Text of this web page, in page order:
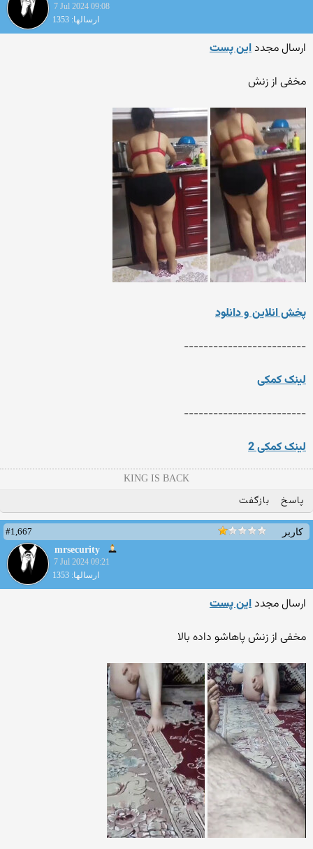
7 Jul 2024 09:08
ارسالها: 1353
ارسال مجدداین پست
مخفی از زنش
پخش انلاین و دانلود
-------------------------
لینک کمکی
-------------------------
لینک کمکی 2
KING IS BACK
پاسخ بازگفت
کاربر
#1,667
mrsecurity
7 Jul 2024 09:21
ارسالها: 1353
ارسال مجدداین پست
مخفی از زنش پاهاشو داده بالا